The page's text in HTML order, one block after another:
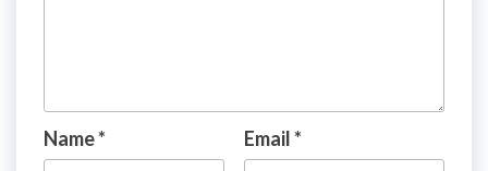
Name* Email*